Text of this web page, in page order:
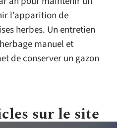
l’apparition de
herbes. Un entretien
manuel et
de conserver un gazon
sur le site